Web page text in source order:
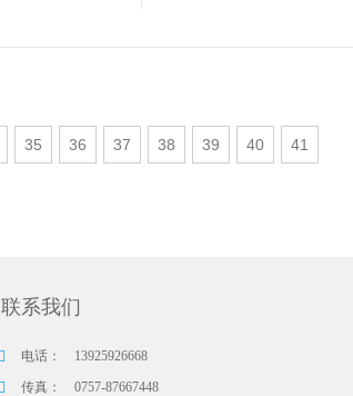
35 36 37 38 39 40 41
联系我们
电话：
13925926668
传真：
0757-87667448